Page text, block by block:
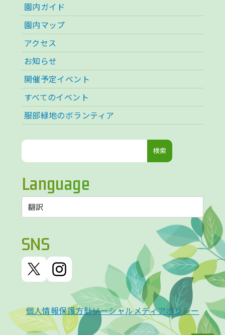
園内ガイド
園内マップ
アクセス
お知らせ
開催予定イベント
すべてのイベント
服部緑地のボランティア
検
Language
SNS
個人情報保護方針ソーシャルメディアポリシー